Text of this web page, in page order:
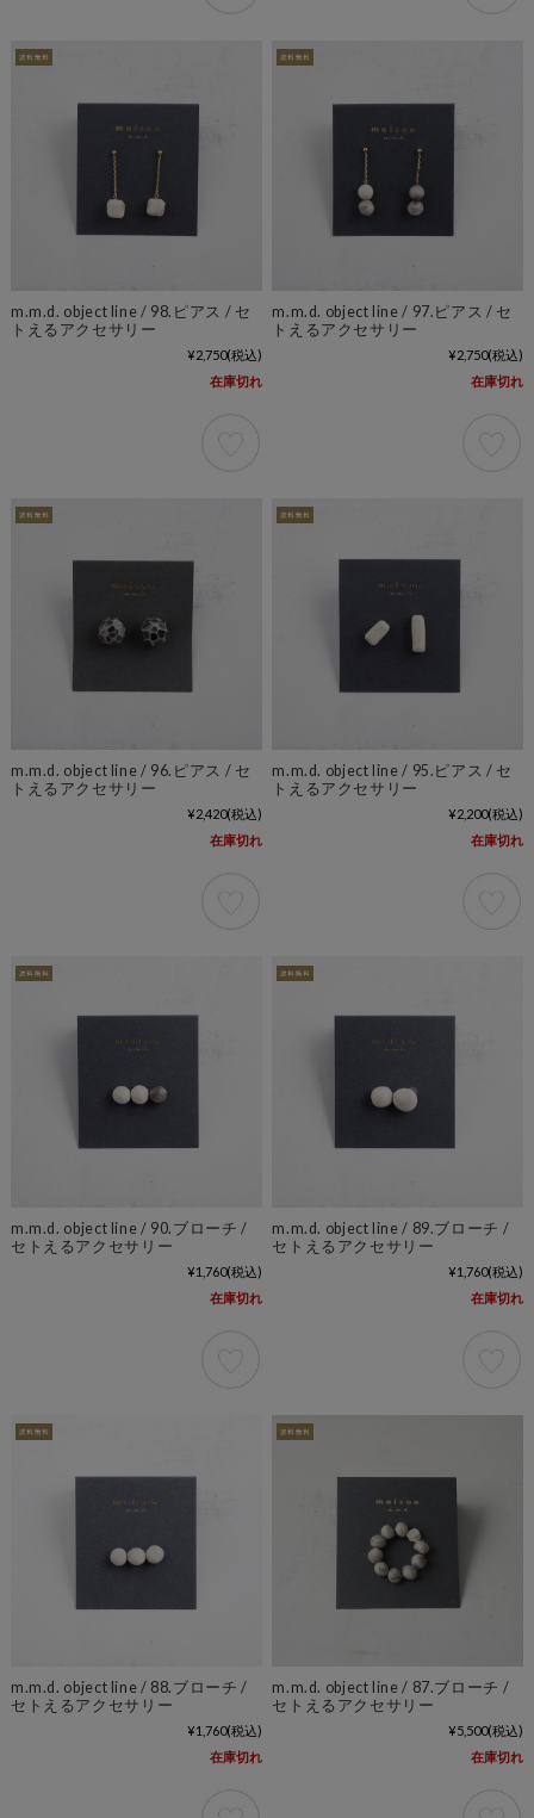
m.m.d. object line / 98.ピアス / セ
トえるアクセサリー
¥2,750(税込)
在庫切れ
m.m.d. object line / 97.ピアス / セ
トえるアクセサリー
¥2,750(税込)
在庫切れ
m.m.d. object line / 96.ピアス / セ
トえるアクセサリー
¥2,420(税込)
在庫切れ
m.m.d. object line / 95.ピアス / セ
トえるアクセサリー
¥2,200(税込)
在庫切れ
m.m.d. object line / 90.ブローチ /
セトえるアクセサリー
¥1,760(税込)
在庫切れ
m.m.d. object line / 89.ブローチ /
セトえるアクセサリー
¥1,760(税込)
在庫切れ
m.m.d. object line / 88.ブローチ /
セトえるアクセサリー
¥1,760(税込)
在庫切れ
m.m.d. object line / 87.ブローチ /
セトえるアクセサリー
¥5,500(税込)
在庫切れ